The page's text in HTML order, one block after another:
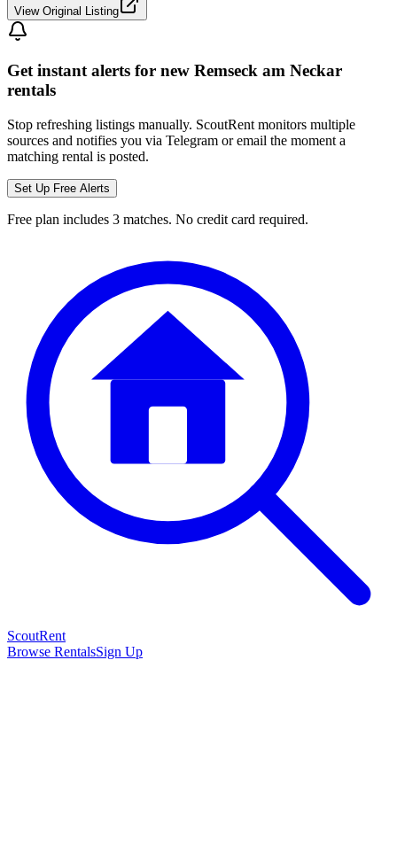
View Original Listing
Get instant alerts for new Remseck am Neckar
rentals
Stop refreshing listings manually. ScoutRent monitors multiple
sources and notifies you via Telegram or email the moment a
matching rental is posted.
Set Up Free Alerts
Free plan includes 3 matches. No credit card required.
ScoutRent
Browse RentalsSign Up